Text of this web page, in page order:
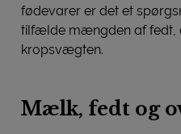
fødevarer er det et
tilfælde mængden af fedt,
kropsvægten.
Mælk, fedt og